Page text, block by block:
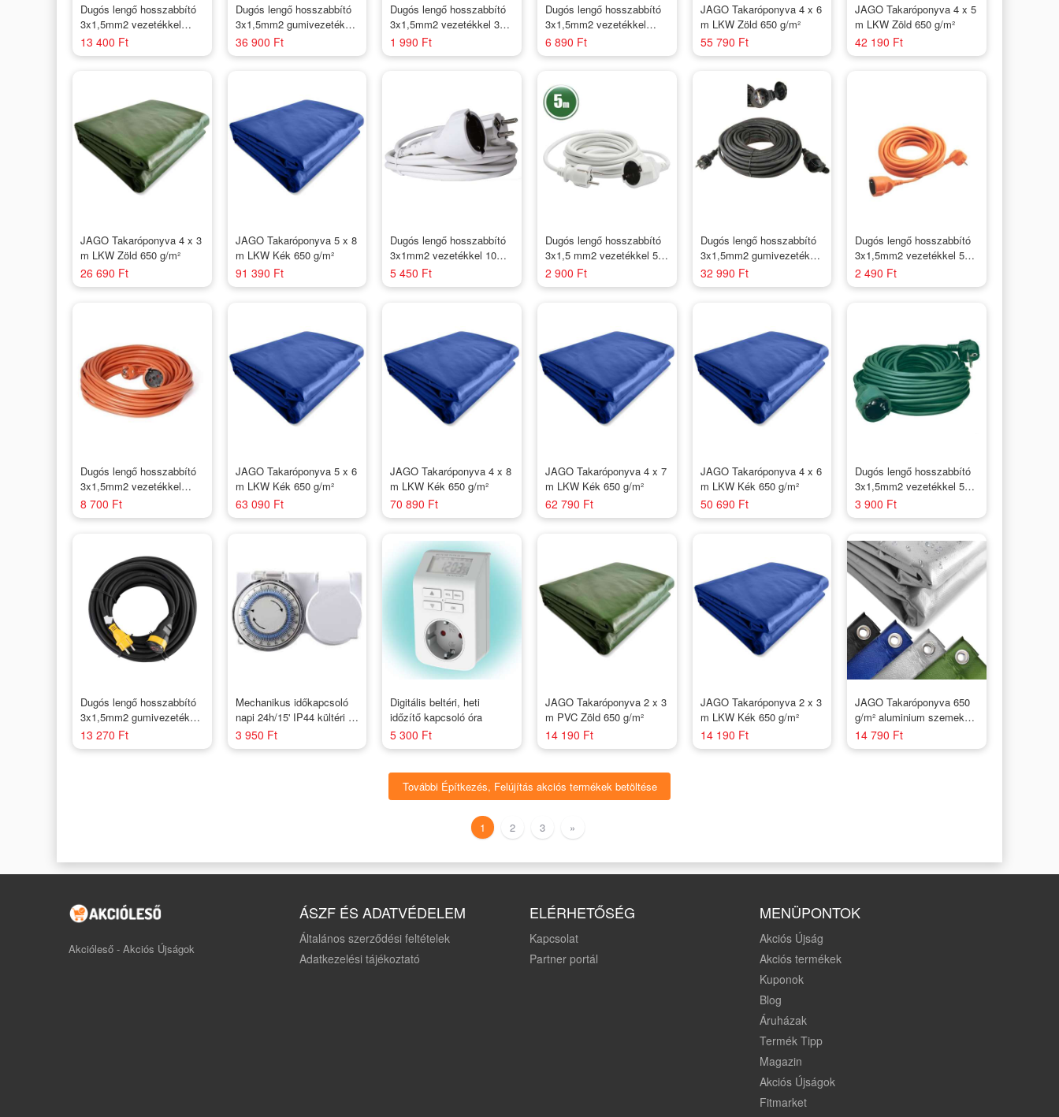
Dugós lengő hosszabbító
3x1,5mm2 vezetékkel
30m / Narancs (földelt)
13 400 Ft
Dugós lengő hosszabbító
3x1,5mm2 gumivezetékkel
20m Fekete/IP 44
STANLEY
36 900 Ft
Dugós lengő hosszabbító
3x1,5mm2 vezetékkel 3m
H05VV-F / Fehér
1 990 Ft
Dugós lengő hosszabbító
3x1,5mm2 vezetékkel
10m H05VV-F / Zöld
(földelt)
6 890 Ft
JAGO Takaróponyva 4 x 6
m LKW Zöld 650 g/m²
55 790 Ft
JAGO Takaróponyva 4 x 5
m LKW Zöld 650 g/m²
42 190 Ft
JAGO Takaróponyva 4 x 3
m LKW Zöld 650 g/m²
26 690 Ft
JAGO Takaróponyva 5 x 8
m LKW Kék 650 g/m²
91 390 Ft
Dugós lengő hosszabbító
3x1mm2 vezetékkel 10m
H05VV-F / Fehér
5 450 Ft
Dugós lengő hosszabbító
3x1,5 mm2 vezetékkel 5m
H05VV-F / Fehér
2 900 Ft
Dugós lengő hosszabbító
3x1,5mm2 gumivezetékkel
25m Fekete/IP44
STANLEY
32 990 Ft
Dugós lengő hosszabbító
3x1,5mm2 vezetékkel 5m
H05VV-F / Narancs
(földelt)
2 490 Ft
Dugós lengő hosszabbító
3x1,5mm2 vezetékkel
20m / Narancs (földelt)
8 700 Ft
JAGO Takaróponyva 5 x 6
m LKW Kék 650 g/m²
63 090 Ft
JAGO Takaróponyva 4 x 8
m LKW Kék 650 g/m²
70 890 Ft
JAGO Takaróponyva 4 x 7
m LKW Kék 650 g/m²
62 790 Ft
JAGO Takaróponyva 4 x 6
m LKW Kék 650 g/m²
50 690 Ft
Dugós lengő hosszabbító
3x1,5mm2 vezetékkel 5m
H05VV-F / Zöld (földelt)
3 900 Ft
Dugós lengő hosszabbító
3x1,5mm2 gumivezetékkel
10m Fekete /IP 44
STANLEY
13 270 Ft
Mechanikus időkapcsoló
napi 24h/15' IP44 kültéri /
Home
3 950 Ft
Digitális beltéri, heti
időzítő kapcsoló óra
5 300 Ft
JAGO Takaróponyva 2 x 3
m PVC Zöld 650 g/m²
14 190 Ft
JAGO Takaróponyva 2 x 3
m LKW Kék 650 g/m²
14 190 Ft
JAGO Takaróponyva 650
g/m² aluminium szemek
szürke 2 x 3 m
14 790 Ft
További Építkezés, Felújítás akciós termékek betöltése
1 2 3 »
Akcióleső - Akciós Újságok
ÁSZF ÉS ADATVÉDELEM
Általános szerződési feltételek
Adatkezelési tájékoztató
ELÉRHETŐSÉG
Kapcsolat
Partner portál
MENÜPONTOK
Akciós Újság
Akciós termékek
Kuponok
Blog
Áruházak
Termék Tipp
Magazin
Akciós Újságok
Fitmarket